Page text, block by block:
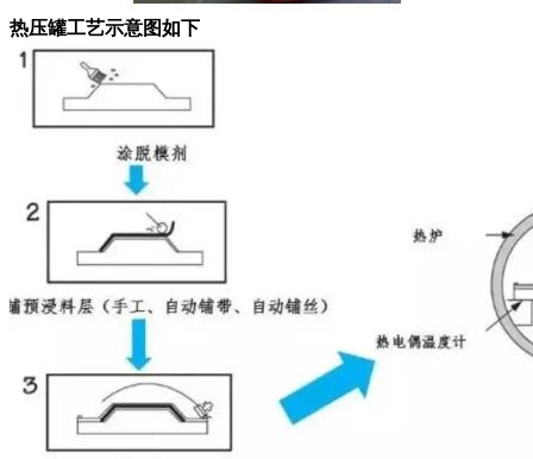
热压罐工艺示意图如下